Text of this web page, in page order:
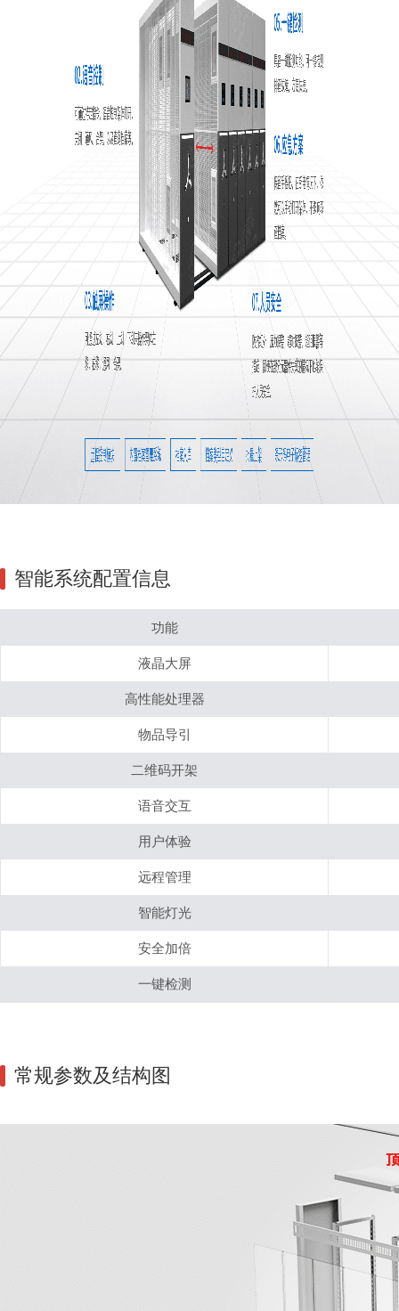
智能系统配置信息
功能
液晶大屏
高性能处理器
物品导引
二维码开架
语音交互
用户体验
远程管理
智能灯光
安全加倍
一键检测
常规参数及结构图